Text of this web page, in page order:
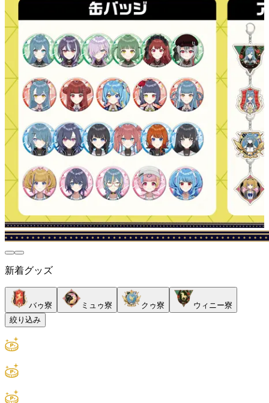
新着グッズ
バゥ寮 ミュゥ寮 クゥ寮
ウィニー寮
絞り込み